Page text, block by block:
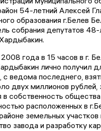
54-летний Алексей
образования г.Белев
собрания депутатов 48-
года в 15 часов в г.
лично получил
с ведома последнего,
двух миллионов рублей,
собственность общества
расположенных в
земельных
завода и разработку